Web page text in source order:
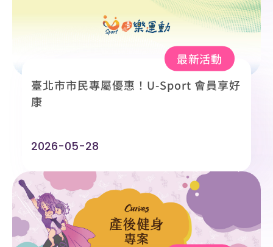
最新活動
臺北市市民專屬優惠！U-Sport 會員享好
康
2026-05-28